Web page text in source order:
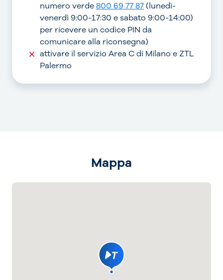
numero verde800 69 77 87(lunedì-
venerdì 9:00-17:30 e sabato 9:00-14:00)
per ricevere un codice PIN da
comunicare alla riconsegna)
attivare il servizio Area C di Milano e ZTL
Palermo
Mappa